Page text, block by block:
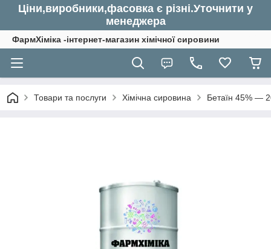
Ціни,виробники,фасовка є різні.Уточнити у
менеджера
ФармХіміка -інтернет-магазин хімічної сировини
Товари та послуги Хімічна сировина Бетаїн 45% —